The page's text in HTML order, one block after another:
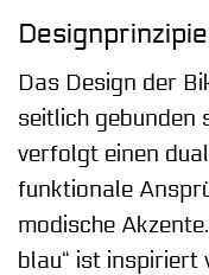
Das Design der
seitlich
verfolgt einen
funktionale
modische
blau“ ist inspiriert